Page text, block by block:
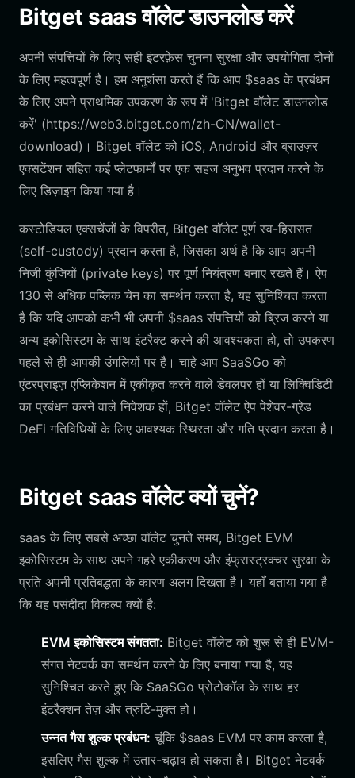
Bitget saas वॉलेट डाउनलोड करें
अपनी संपत्तियों के लिए सही इंटरफ़ेस चुनना सुरक्षा और उपयोगिता दोनों
के लिए महत्वपूर्ण है। हम अनुशंसा करते हैं कि आप $saas के प्रबंधन
के लिए अपने प्राथमिक उपकरण के रूप में 'Bitget वॉलेट डाउनलोड
करें' (https://web3.bitget.com/zh-CN/wallet-
download)। Bitget वॉलेट को iOS, Android और ब्राउज़र
एक्सटेंशन सहित कई प्लेटफार्मों पर एक सहज अनुभव प्रदान करने के
लिए डिज़ाइन किया गया है।
कस्टोडियल एक्सचेंजों के विपरीत, Bitget वॉलेट पूर्ण स्व-हिरासत
(self-custody) प्रदान करता है, जिसका अर्थ है कि आप अपनी
निजी कुंजियों (private keys) पर पूर्ण नियंत्रण बनाए रखते हैं। ऐप
130 से अधिक पब्लिक चेन का समर्थन करता है, यह सुनिश्चित करता
है कि यदि आपको कभी भी अपनी $saas संपत्तियों को ब्रिज करने या
अन्य इकोसिस्टम के साथ इंटरैक्ट करने की आवश्यकता हो, तो उपकरण
पहले से ही आपकी उंगलियों पर है। चाहे आप SaaSGo को
एंटरप्राइज़ एप्लिकेशन में एकीकृत करने वाले डेवलपर हों या लिक्विडिटी
का प्रबंधन करने वाले निवेशक हों, Bitget वॉलेट ऐप पेशेवर-ग्रेड
DeFi गतिविधियों के लिए आवश्यक स्थिरता और गति प्रदान करता है।
Bitget saas वॉलेट क्यों चुनें?
saas के लिए सबसे अच्छा वॉलेट चुनते समय, Bitget EVM
इकोसिस्टम के साथ अपने गहरे एकीकरण और इंफ्रास्ट्रक्चर सुरक्षा के
प्रति अपनी प्रतिबद्धता के कारण अलग दिखता है। यहाँ बताया गया है
कि यह पसंदीदा विकल्प क्यों है:
EVM इकोसिस्टम संगतता: Bitget वॉलेट को शुरू से ही EVM-
संगत नेटवर्क का समर्थन करने के लिए बनाया गया है, यह
सुनिश्चित करते हुए कि SaaSGo प्रोटोकॉल के साथ हर
इंटरैक्शन तेज़ और त्रुटि-मुक्त हो।
उन्नत गैस शुल्क प्रबंधन: चूंकि $saas EVM पर काम करता है,
इसलिए गैस शुल्क में उतार-चढ़ाव हो सकता है। Bitget नेटवर्क